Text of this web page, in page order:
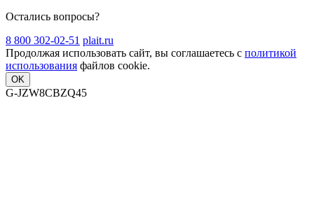
Остались вопросы?
8 800 302-02-51 plait.ru
Продолжая использовать сайт, вы соглашаетесь с политикой
использования файлов cookie.
OK
G-JZW8CBZQ45